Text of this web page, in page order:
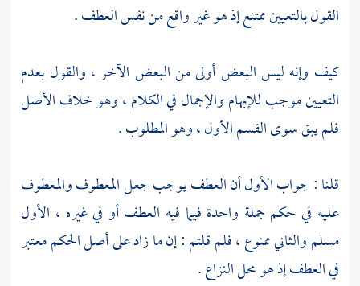
القول بالتعيين ممتنع إذ هو غير واقع من نفس العطف .
كيف وإنه ليس البعض أولى من البعض الآخر ، والقول بعدم
التعيين موجب للإبهام والإجمال في الكلام ، وهو خلاف الأصل
فلم يبق سوى القسم الأول ، وهو المطلوب .
قلنا : جواب الأول أن العطف يوجب جعل المعطوف والمعطوف
عليه في حكم جملة واحدة فيما فيه العطف أو في غيره ، الأول
مسلم والثاني ممنوع ، فلم قلتم : إن ما زاد على أصل الحكم معتبر
في العطف إذ هو محل النزاع .